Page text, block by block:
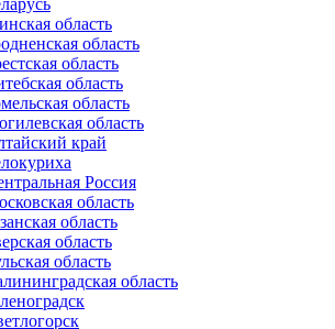
область
область
область
область
область
область
край
Россия
область
область
область
область
область